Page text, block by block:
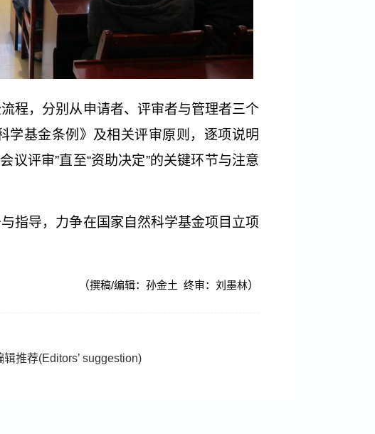
程，分别从申请者、 评审者与管理者三个
学基金条例》及相关评审原则，逐项说明
议评审”直至“资助决定”的关键环节与注意
指导，力争在国家自然科学基金项目立项
（撰稿/编辑：孙金土 终审：刘墨林）
推荐(Editors’ suggestion)